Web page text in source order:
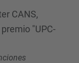
CANS,
"UPC-